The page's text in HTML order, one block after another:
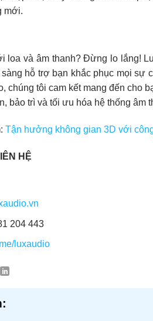
mới.
loa và âm thanh? Đừng lo lắng!
sàng hỗ trợ bạn khắc phục mọi sự
chúng tôi cam kết mang đến cho
bảo trì và tối ưu hóa hệ thống âm
Tận hưởng không gian 3D với
HỆ
204 443
luxaudio